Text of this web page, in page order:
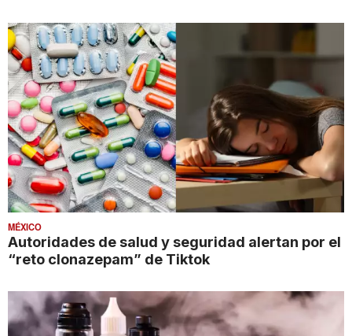
MÉXICO
Autoridades de salud y seguridad alertan por el
“reto clonazepam” de Tiktok